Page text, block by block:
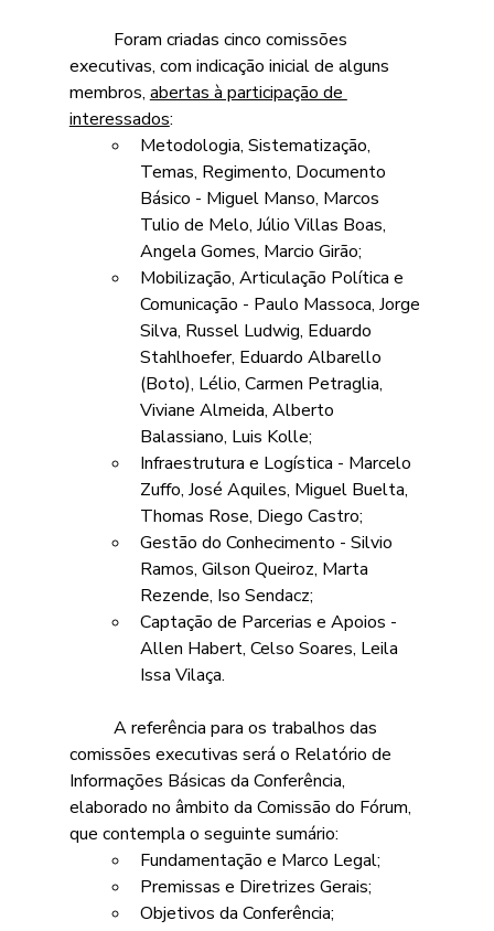
executivas, com indicação inicial de alguns
membros, abertas à participação de
interessados:
Metodologia, Sistematização,
Temas, Regimento, Documento
Básico - Miguel Manso, Marcos
Tulio de Melo, Júlio Villas Boas,
Angela Gomes, Marcio Girão;
Mobilização, Articulação Política e
Comunicação - Paulo Massoca, Jorge
Silva, Russel Ludwig, Eduardo
Stahlhoefer, Eduardo Albarello
(Boto), Lélio, Carmen Petraglia,
Viviane Almeida, Alberto
Balassiano, Luis Kolle;
Infraestrutura e Logística - Marcelo
Zuffo, José Aquiles, Miguel Buelta,
Thomas Rose, Diego Castro;
Gestão do Conhecimento - Silvio
Ramos, Gilson Queiroz, Marta
Rezende, Iso Sendacz;
Captação de Parcerias e Apoios -
Allen Habert, Celso Soares, Leila
Issa Vilaça.
comissões executivas será o Relatório de
Informações Básicas da Conferência,
elaborado no âmbito da Comissão do Fórum,
que contempla o seguinte sumário:
Fundamentação e Marco Legal;
Premissas e Diretrizes Gerais;
Objetivos da Conferência;